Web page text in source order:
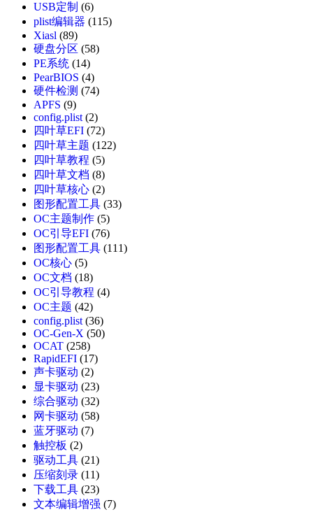
USB定制 (6)
plist编辑器 (115)
Xiasl (89)
硬盘分区 (58)
PE系统 (14)
PearBIOS (4)
硬件检测 (74)
APFS (9)
config.plist(2)
四叶草EFI (72)
四叶草主题 (122)
四叶草教程 (5)
四叶草文档 (8)
四叶草核心 (2)
图形配置工具 (33)
OC主题制作 (5)
OC引导EFI (76)
图形配置工具 (111)
OC核心 (5)
OC文档 (18)
OC引导教程 (4)
OC主题 (42)
config.plist(36)
OC-Gen-X (50)
OCAT (258)
RapidEFI (17)
声卡驱动 (2)
显卡驱动 (23)
综合驱动 (32)
网卡驱动 (58)
蓝牙驱动 (7)
触控板 (2)
驱动工具 (21)
压缩刻录 (11)
下载工具 (23)
文本编辑增强 (7)